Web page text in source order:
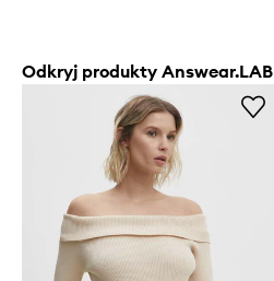
Odkryj produkty Answear.LAB